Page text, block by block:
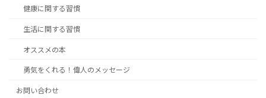
健康に関する習慣
生活に関する習慣
オススメの本
勇気をくれる！偉人のメッセージ
お問い合わせ